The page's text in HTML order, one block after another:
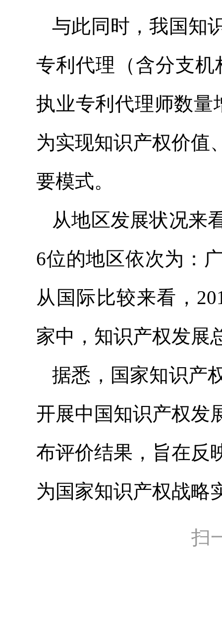
与此同时，我国知
专利代理（含分支
执业专利代理师数量
为实现知识产权价值
要模式。
从地区发展状况来
6位的地区依次为：
从国际比较来看，
家中，知识产权发展
据悉，国家知识产
开展中国知识产权发
布评价结果，旨在反
为国家知识产权战略
扫